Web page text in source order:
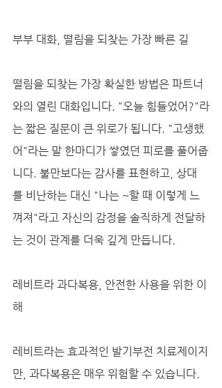
부부 대화, 떨림을 되찾는 가장 빠른 길
떨림을 되찾는 가장 확실한 방법은 파트너
와의 열린 대화입니다. "오늘 힘들었어?"라
는 짧은 질문이 큰 위로가 됩니다. "고생했
어"라는 말 한마디가 쌓였던 피로를 풀어줍
니다. 불만보다는 감사를 표현하고, 상대
를 비난하는 대신 "나는 ~할 때 이렇게 느
껴져"라고 자신의 감정을 솔직하게 전달하
는 것이 관계를 더욱 깊게 만듭니다.
레비트라 과다복용, 안전한 사용을 위한 이
해
레비트라는 효과적인 발기부전 치료제이지
만, 과다복용은 매우 위험할 수 있습니다.